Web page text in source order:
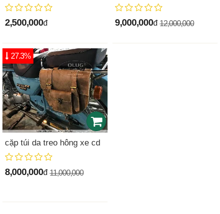
2,500,000đ 9,000,000đ 12,000,000
cặp túi da treo hông xe cd
8,000,000đ 11,000,000
27.3%